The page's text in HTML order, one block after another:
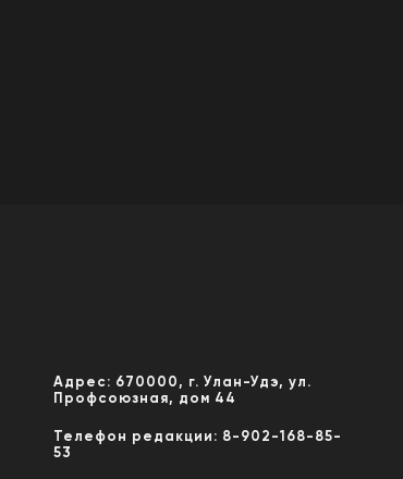
Адрес: 670000, г. Улан-Удэ, ул.
Профсоюзная, дом 44
Телефон редакции: 8-902-168-85-
53